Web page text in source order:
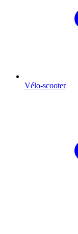
Vélo-scooter